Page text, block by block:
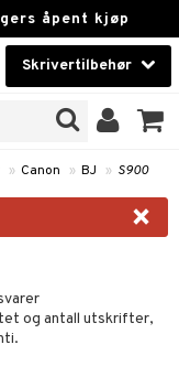
åpent kjøp
Skrivertilbehør
» Canon » BJ » S900
×
og antall utskrifter,